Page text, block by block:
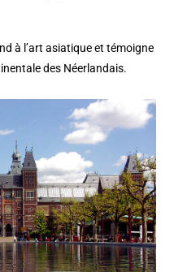
à l’art asiatique et témoigne
des Néerlandais.